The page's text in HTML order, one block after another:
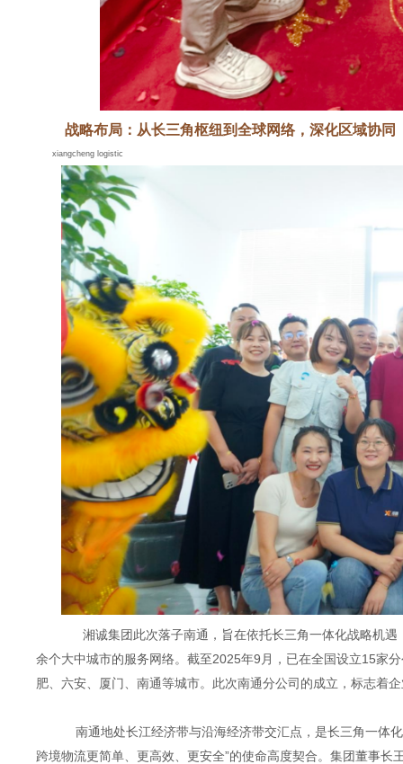
战略布局：从长三角枢纽到全球网络，深化区域协同
xiangcheng logistic
湘诚集团此次落子南通，旨在依托长三角一体化战略机遇
余个大中城市的服务网络。截至2025年9月，已在全国设立15家
肥、六安、厦门、南通等城市。此次南通分公司的成立，标志着
南通地处长江经济带与沿海经济带交汇点，是长三角一体
跨境物流更简单、更高效、更安全”的使命高度契合。集团董事